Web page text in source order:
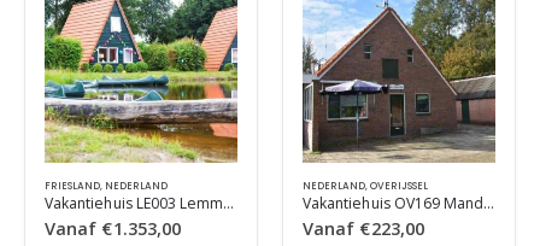
FRIESLAND, NEDERLAND
Vakantiehuis LE003 Lemmer
Vanaf €1.353,00
NEDERLAND,OVERIJSSEL
Vakantiehuis OV169 Manderveen
Vanaf €223,00